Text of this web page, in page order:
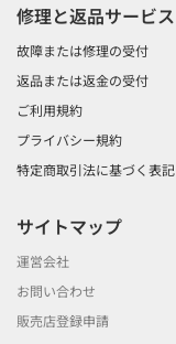
修理と返品サービス
故障または修理の受付
返品または返金の受付
ご利用規約
プライバシー規約
特定商取引法に基づく表記
サイトマップ
運営会社
お問い合わせ
販売店登録申請